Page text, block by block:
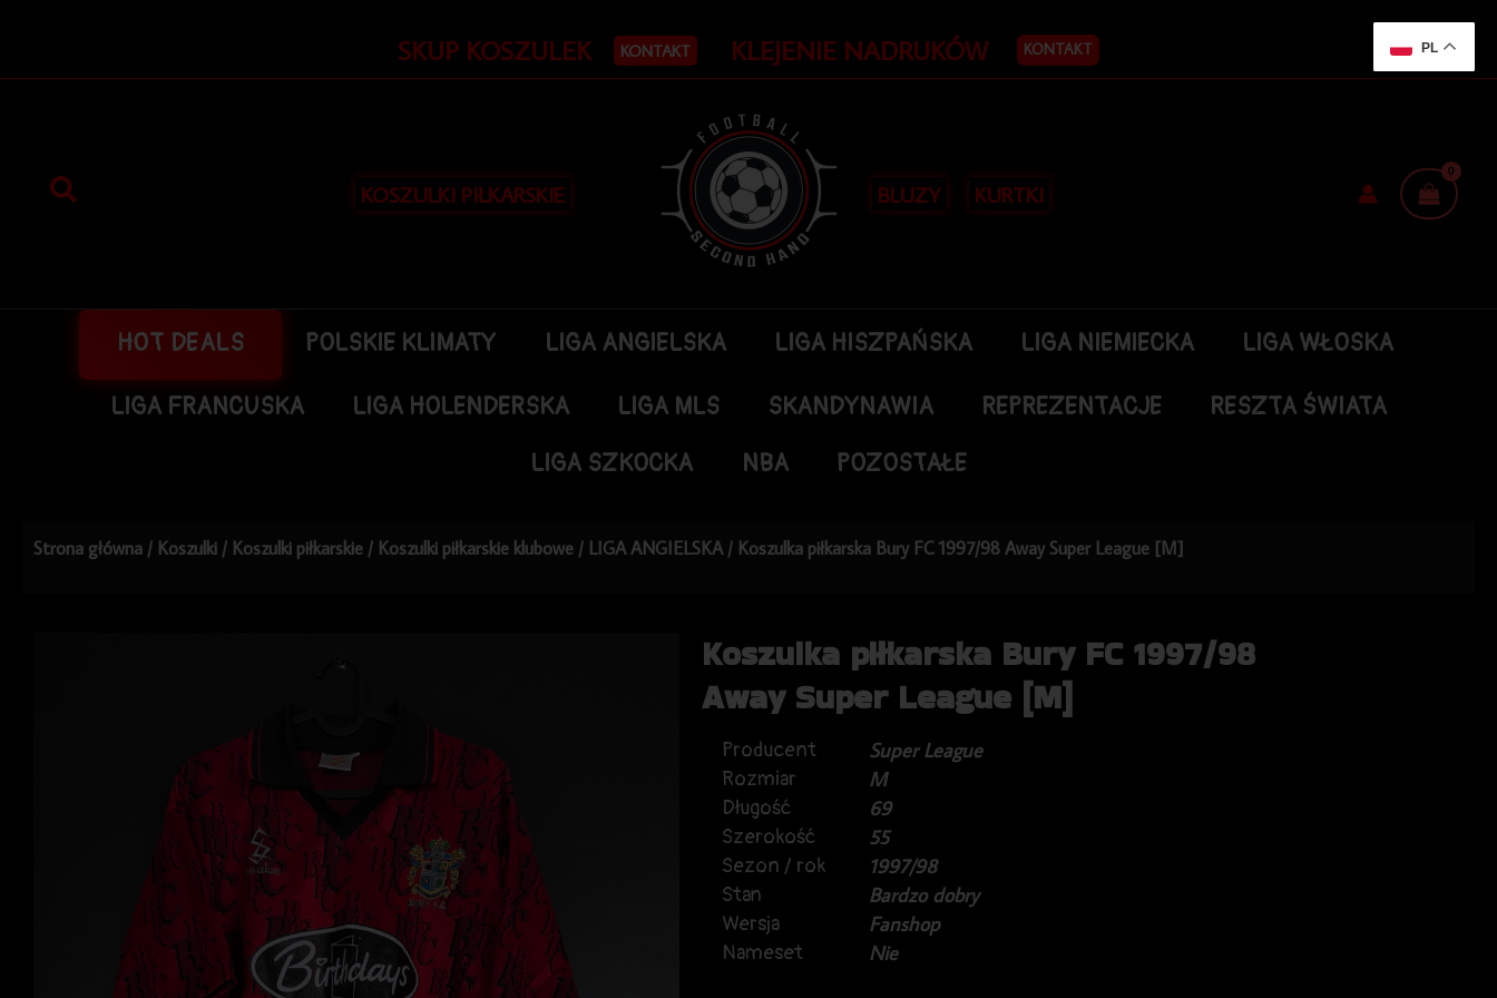
treści
SKUP KOSZULEK KONTAKT KLEJENIE NADRUKÓW KONTAKT
KOSZULKI PIŁKARSKIE BLUZY KURTKI
HOT DEALS POLSKIE KLIMATY LIGA ANGIELSKA LIGA HISZPAŃSKA LIGA NIEMIECKA LIGA WŁOSKA
LIGA FRANCUSKA LIGA HOLENDERSKA LIGA MLS SKANDYNAWIA REPREZENTACJE
RESZTA ŚWIATA
LIGA SZKOCKA
NBA POZOSTAŁE
Strona główna / Koszulki / Koszulki piłkarskie / Koszulki piłkarskie klubowe / LIGA ANGIELSKA / Koszulka piłkarska Bury FC 1997/98 Away Super League [M]
Koszulka piłkarska Bury FC 1997/98
Away Super League [M]
Producent
Super League
Rozmiar
M
Długość
69
Szerokość
55
Sezon / rok
1997/98
Stan
Bardzo dobry
Wersja
Fanshop
Nameset
Nie
PL